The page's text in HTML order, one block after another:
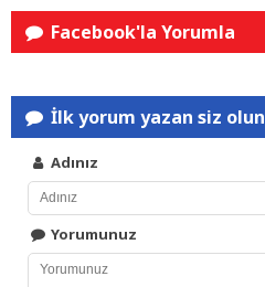
Facebook'la Yorumla
İlk yorum yazan siz olun
Adınız
Yorumunuz